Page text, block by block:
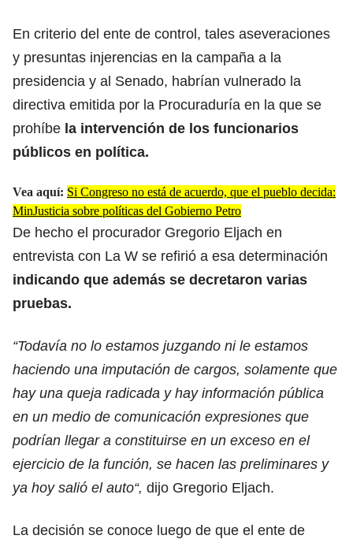
En criterio del ente de control, tales aseveraciones
y presuntas injerencias en la campaña a la
presidencia y al Senado, habrían vulnerado la
directiva emitida por la Procuraduría en la que se
prohíbe la intervención de los funcionarios
públicos en política.
Vea aquí: Si Congreso no está de acuerdo, que el pueblo decida:
MinJusticia sobre políticas del Gobierno Petro
De hecho el procurador Gregorio Eljach en
entrevista con La W se refirió a esa determinación
indicando que además se decretaron varias
pruebas.
“Todavía no lo estamos juzgando ni le estamos
haciendo una imputación de cargos, solamente que
hay una queja radicada y hay información pública
en un medio de comunicación expresiones que
podrían llegar a constituirse en un exceso en el
ejercicio de la función, se hacen las preliminares y
ya hoy salió el auto“, dijo Gregorio Eljach.
La decisión se conoce luego de que el ente de